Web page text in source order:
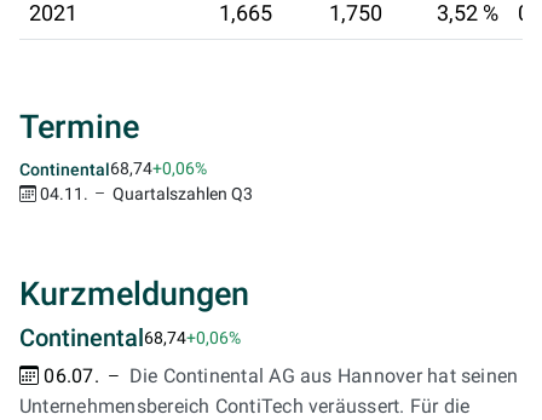
2021 1,665 1,750 3,52 %
Termine
Continental68,74+0,06%
04.11.
Quartalszahlen Q3
Kurzmeldungen
Continental68,74+0,06%
06.07.
Die Continental AG aus Hannover hat seinen
Unternehmensbereich ContiTech veräussert. Für die